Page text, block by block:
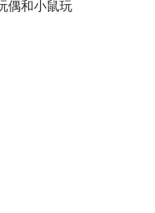
偶和小鼠玩